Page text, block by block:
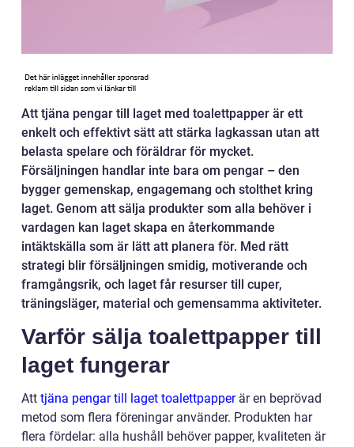
Att tjäna pengar till laget med toalettpapper är ett
enkelt och effektivt sätt att stärka lagkassan utan att
belasta spelare och föräldrar för mycket.
Försäljningen handlar inte bara om pengar – den
bygger gemenskap, engagemang och stolthet kring
laget. Genom att sälja produkter som alla behöver i
vardagen kan laget skapa en återkommande
intäktskälla som är lätt att planera för. Med rätt
strategi blir försäljningen smidig, motiverande och
framgångsrik, och laget får resurser till cuper,
träningsläger, material och gemensamma aktiviteter.
Varför sälja toalettpapper till
laget fungerar
Att tjäna pengar till laget toalettpapperär en beprövad
metod som flera föreningar använder. Produkten har
flera fördelar: alla hushåll behöver papper, kvaliteten är